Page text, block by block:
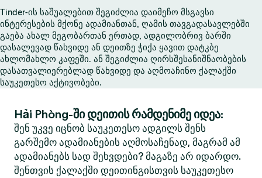
Tinder-ის საშუალებით შეგიძლია დაიმეჩო მსგავსი
ინტერესების მქონე ადამიანთან, ღამის თავგადასავლებში
გაება ახალ მეგობართან ერთად, ადგილობრივ ბარში
დასალევად წახვიდე ან დეითზე ჭიქა ყავით დატკბე
ახლომახლო კაფეში. ან შეგიძლია ღირსშესანიშნაობების
დასათვალიერებლად წახვიდე და აღმოაჩინო ქალაქში
საუკეთესო აქტივობები.
Hải Phòng-ში დეითის რამდენიმე იდეა:
შენ უკვე იცნობ საუკეთესო ადგილს შენს
გარშემო ადამიანების აღმოსაჩენად, მაგრამ ამ
ადამიანებს სად შეხვდები? მაგაზე არ იდარდო.
შენთვის ქალაქში დეითინგისთვის საუკეთესო